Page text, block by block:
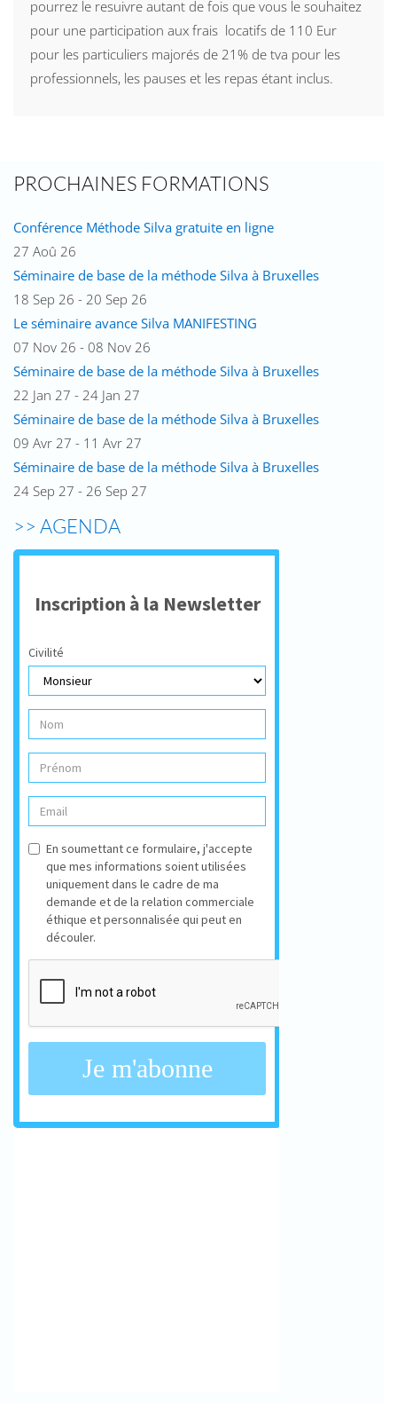
pourrez le resuivre autant de fois que vous le souhaitez
pour une participation aux frais locatifs de 110 Eur
pour les particuliers majorés de 21% de tva pour les
professionnels, les pauses et les repas étant inclus.
PROCHAINES FORMATIONS
Conférence Méthode Silva gratuite en ligne
27 Aoû 26
Séminaire de base de la méthode Silva à Bruxelles
18 Sep 26 - 20 Sep 26
Le séminaire avance Silva MANIFESTING
07 Nov 26 - 08 Nov 26
Séminaire de base de la méthode Silva à Bruxelles
22 Jan 27 - 24 Jan 27
Séminaire de base de la méthode Silva à Bruxelles
09 Avr 27 - 11 Avr 27
Séminaire de base de la méthode Silva à Bruxelles
24 Sep 27 - 26 Sep 27
>> AGENDA